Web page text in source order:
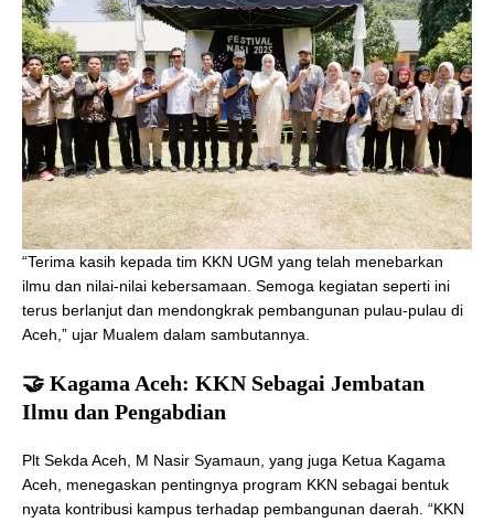
“Terima kasih kepada tim KKN UGM yang telah menebarkan
ilmu dan nilai-nilai kebersamaan. Semoga kegiatan seperti ini
terus berlanjut dan mendongkrak pembangunan pulau-pulau di
Aceh,” ujar Mualem dalam sambutannya.
🤝 Kagama Aceh: KKN Sebagai Jembatan
Ilmu dan Pengabdian
Plt Sekda Aceh, M Nasir Syamaun, yang juga Ketua Kagama
Aceh, menegaskan pentingnya program KKN sebagai bentuk
nyata kontribusi kampus terhadap pembangunan daerah. “KKN